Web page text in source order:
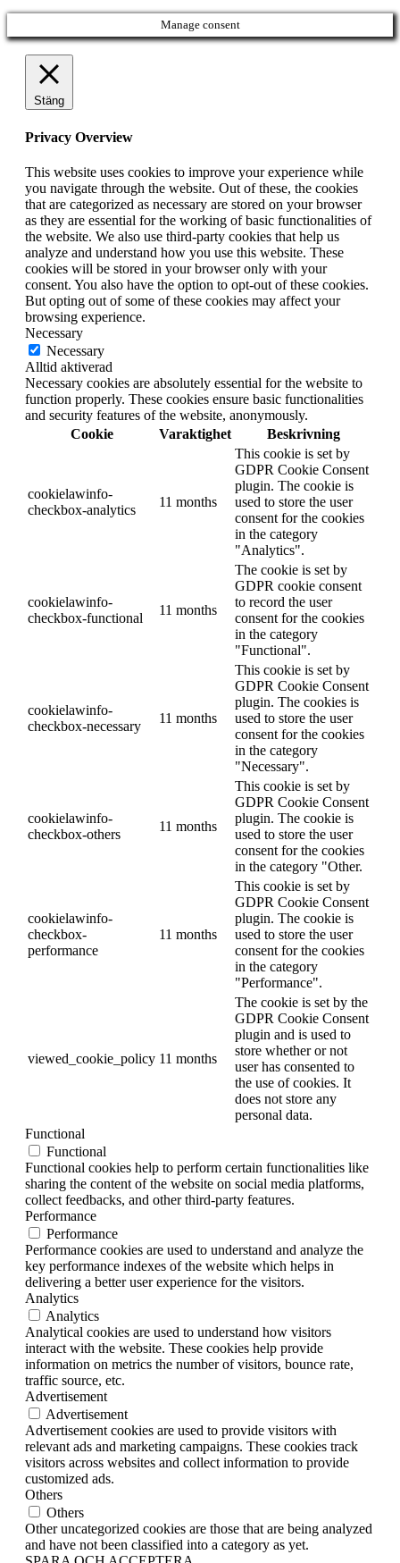
Manage consent
Stäng
Privacy Overview
This website uses cookies to improve your experience while
you navigate through the website. Out of these, the cookies
that are categorized as necessary are stored on your browser
as they are essential for the working of basic functionalities of
the website. We also use third-party cookies that help us
analyze and understand how you use this website. These
cookies will be stored in your browser only with your
consent. You also have the option to opt-out of these cookies.
But opting out of some of these cookies may affect your
browsing experience.
Necessary
Necessary
Alltid aktiverad
Necessary cookies are absolutely essential for the website to
function properly. These cookies ensure basic functionalities
and security features of the website, anonymously.
Cookie
Varaktighet Beskrivning
cookielawinfo-
checkbox-analytics
11 months
This cookie is set by
GDPR Cookie Consent
plugin. The cookie is
used to store the user
consent for the cookies
in the category
"Analytics".
cookielawinfo-
checkbox-functional
11 months
The cookie is set by
GDPR cookie consent
to record the user
consent for the cookies
in the category
"Functional".
cookielawinfo-
checkbox-necessary
11 months
This cookie is set by
GDPR Cookie Consent
plugin. The cookies is
used to store the user
consent for the cookies
in the category
"Necessary".
cookielawinfo-
checkbox-others
11 months
This cookie is set by
GDPR Cookie Consent
plugin. The cookie is
used to store the user
consent for the cookies
in the category "Other.
cookielawinfo-
checkbox-
performance
11 months
This cookie is set by
GDPR Cookie Consent
plugin. The cookie is
used to store the user
consent for the cookies
in the category
"Performance".
viewed_cookie_policy 11 months
The cookie is set by the
GDPR Cookie Consent
plugin and is used to
store whether or not
user has consented to
the use of cookies. It
does not store any
personal data.
Functional
Functional
Functional cookies help to perform certain functionalities like
sharing the content of the website on social media platforms,
collect feedbacks, and other third-party features.
Performance
Performance
Performance cookies are used to understand and analyze the
key performance indexes of the website which helps in
delivering a better user experience for the visitors.
Analytics
Analytics
Analytical cookies are used to understand how visitors
interact with the website. These cookies help provide
information on metrics the number of visitors, bounce rate,
traffic source, etc.
Advertisement
Advertisement
Advertisement cookies are used to provide visitors with
relevant ads and marketing campaigns. These cookies track
visitors across websites and collect information to provide
customized ads.
Others
Others
Other uncategorized cookies are those that are being analyzed
and have not been classified into a category as yet.